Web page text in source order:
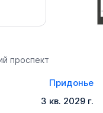
проспект
Придонье
3 кв. 2029 г.